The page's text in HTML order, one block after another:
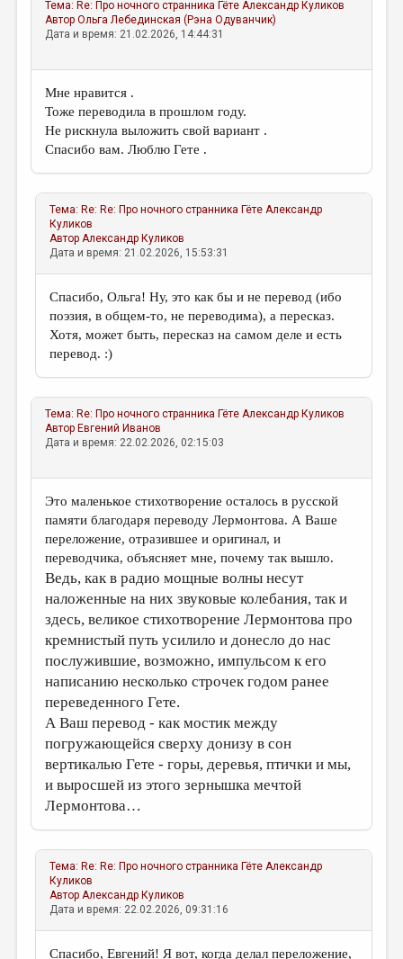
КОЛОНКА РЕДАКТОРА
РЕДКОЛЛЕГИЯ
МАЛАЯ ПРОЗА
ЭССЕИСТИКА
ЛИТЕРАТУРОВЕДЕНИЕ
КУЛЬТУРОВЕДЕНИЕ
ПУБЛИЦИСТИКА
РЕЦЕНЗИРОВАНИЕ
ТРЕДИАКОВСКИЙ
ВКОНТАКТЕ
Тема: Re: Про ночного странника Гёте Александр Куликов
АвторОльга Лебединская (Рэна Одуванчик)
Дата и время: 21.02.2026, 14:44:31
Мне нравится .
Тоже переводила в прошлом году.
Не рискнула выложить свой вариант .
Спасибо вам. Люблю Гете .
Тема: Re: Re: Про ночного странника Гёте Александр
Куликов
АвторАлександр Куликов
Дата и время: 21.02.2026, 15:53:31
Спасибо, Ольга! Ну, это как бы и не перевод (ибо
поэзия, в общем-то, не переводима), а пересказ.
Хотя, может быть, пересказ на самом деле и есть
перевод. :)
Тема: Re: Про ночного странника Гёте Александр Куликов
Автор Евгений Иванов
Дата и время: 22.02.2026, 02:15:03
Это маленькое стихотворение осталось в русской
памяти благодаря переводу Лермонтова. А Ваше
переложение, отразившее и оригинал, и
переводчика, объясняет мне, почему так вышло.
Ведь, как в радио мощные волны несут
наложенные на них звуковые колебания, так и
здесь, великое стихотворение Лермонтова про
кремнистый путь усилило и донесло до нас
послужившие, возможно, импульсом к его
написанию несколько строчек годом ранее
переведенного Гете.
А Ваш перевод - как мостик между
погружающейся сверху донизу в сон
вертикалью Гете - горы, деревья, птички и мы,
и выросшей из этого зернышка мечтой
Лермонтова…
Тема: Re: Re: Про ночного странника Гёте Александр
Куликов
АвторАлександр Куликов
Дата и время: 22.02.2026, 09:31:16
Спасибо, Евгений! Я вот, когда делал переложение,